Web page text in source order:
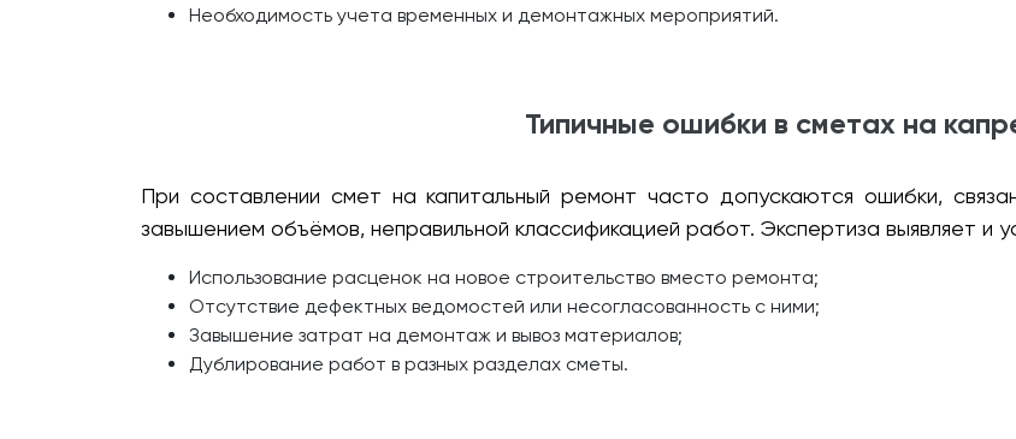
Необходимость учета временных и демонтажных мероприятий.
Типичные ошибки в сметах на
При составлении смет на капитальный ремонт часто допускаются ошибки,
завышением объёмов, неправильной классификацией работ. Экспертиза выявляет и
Использование расценок на новое строительство вместо ремонта;
Отсутствие дефектных ведомостей или несогласованность с ними;
Завышение затрат на демонтаж и вывоз материалов;
Дублирование работ в разных разделах сметы.